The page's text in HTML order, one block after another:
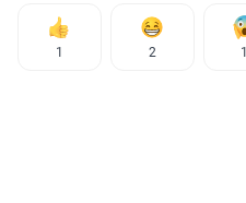
1 2 1